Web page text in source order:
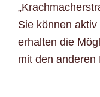
Sie können
erhalten die
mit den anderen